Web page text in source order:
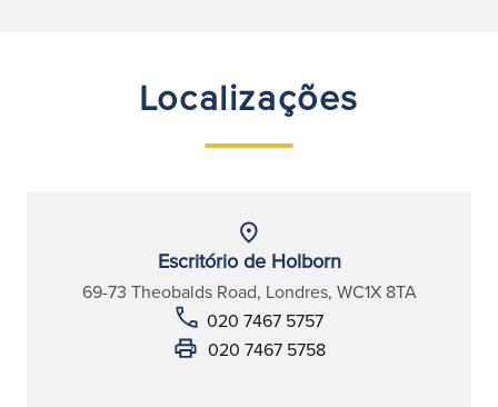
Localizações
Escritório de Holborn
69-73 Theobalds Road, Londres, WC1X 8TA
020 7467 5757
020 7467 5758